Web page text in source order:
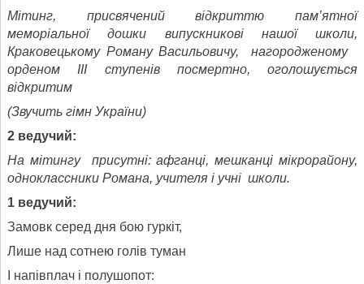
Мітинг, присвячений відкриттю пам’ятної
меморіальної дошки випускникові нашої школи,
Краковецькому Роману Васильовичу, нагородженому
орденом ІІІ ступенів посмертно, оголошується
відкритим
(Звучить гімн України)
2 ведучий:
На мітингу присутні:афганці, мешканці мікрорайону,
одноклассники Романа, учителя і учні школи.
1 ведучий:
Замовк серед дня бою гуркіт,
Лише над сотнею голів туман
І напівплач і полушопот: